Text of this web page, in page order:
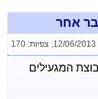
אחר
12/06/2013
, צפיות: 170
המגעילים